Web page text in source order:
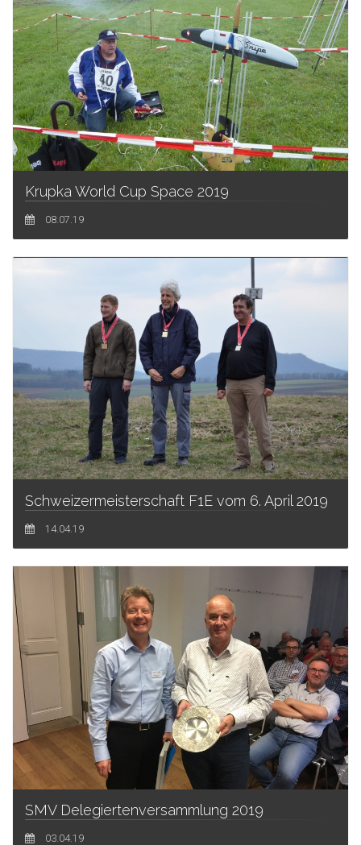
Krupka World Cup Space 2019
08.07.19
Schweizermeisterschaft F1E vom 6. April 2019
14.04.19
SMV Delegiertenversammlung 2019
03.04.19